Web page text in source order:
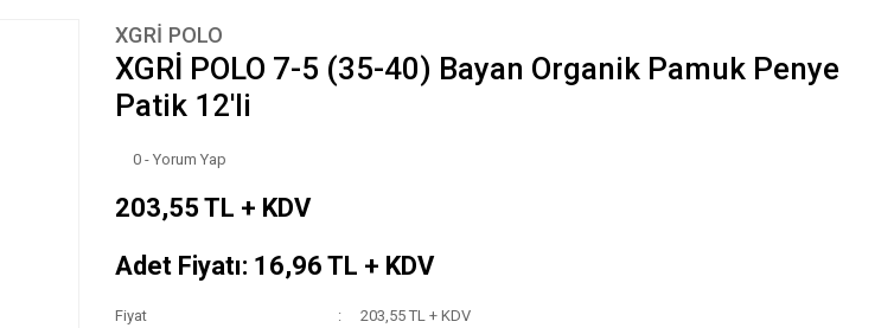
XGRİ POLO
XGRİ POLO 7-5 (35-40) Bayan Organik Pamuk Penye
Patik 12'li
0 - Yorum Yap
203,55 TL + KDV
Adet Fiyatı: 16,96 TL + KDV
Fiyat
203,55 TL + KDV